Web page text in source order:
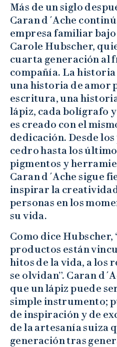
Más de un siglo
Caran d´Ache
empresa familiar
Carole Hubscher,
cuarta generación al
compañía. La historia
una historia de amor
escritura, una
lápiz, cada bolígrafo
es creado con el
dedicación. Desde
cedro hasta los
pigmentos y
Caran d´Ache sigue
inspirar la
personas en los
su vida.
Como dice Hubscher,
productos están
hitos de la vida, a los
se olvidan”. Caran
que un lápiz puede
simple instrumento;
de inspiración y de
de la artesanía suiza
generación tras